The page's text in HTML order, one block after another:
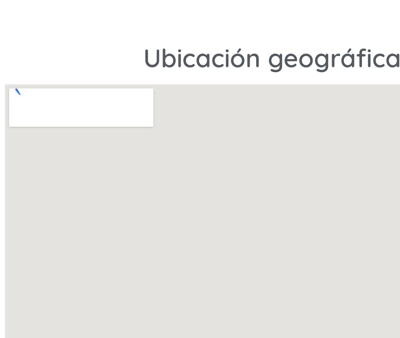
Ubicación geográfica